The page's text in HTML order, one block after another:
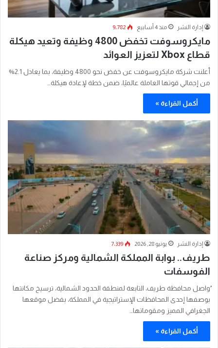
إدارة النشر منذ 4 أسابيع 9٬782
مايكروسوفت تخفض 4800 وظيفة وتعيد هيكلة
قطاع Xbox لتعزيز العوائد
أعلنت شركة مايكروسوفت عن خفض نحو 4800 وظيفة، بما يعادل 2.1%
من إجمالي قوتها العاملة عالميًا، ضمن خطة لإعادة هيكلة…
أكمل القراءة »
إدارة النشر يونيو 28, 2026 7٬339
طريف.. بوابة المملكة الشمالية ومركز صناعة
الفوسفات
ُواصل محافظة طريف، التابعة لمنطقة الحدود الشمالية، ترسيخ مكانتها
بوصفها إحدى المحافظات الإستراتيجية في المملكة، بفضل موقعها
الجغرافي المميز ومقوماتها…
أكمل القراءة »